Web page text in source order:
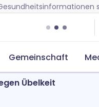
Gemeinschaft
Übelkeit